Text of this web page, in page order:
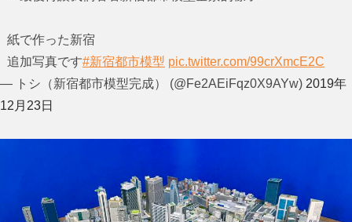
紙で作った新宿
追加写真です#新宿都市模型 pic.twitter.com/99crXmcE2C
— トシ（新宿都市模型完成） (@Fe2AEiFqz0X9AYw) 2019年
12月23日